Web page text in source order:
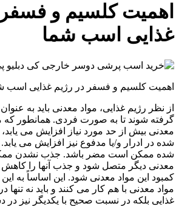
اهمیت کلسیم و فسفر
غذایی اسب شما
اهمیت کلسیم و فسفر در رژیم غذایی اسب
از نظر رژیم غذایی، مواد معدنی باید به
گرفته شوند تا به صورت فردی. همانطور
معدنی بیش از حد مورد نیاز افزایش می
شده در ادرار و/یا مدفوع نیز افزایش می
شده ممکن است مضر باشد. جذب نشدن
معدنی دیگر متصل شود و جذب آنها را کاهش
کمبود این مواد معدنی شود. این اساساً به
مواد معدنی با هم کار می کنند و باید نه تنها
غذایی بلکه در نسبت صحیح با یکدیگر نیز